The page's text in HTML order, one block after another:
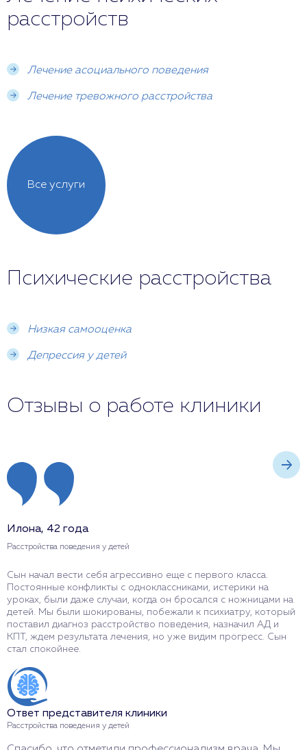
расстройств
Лечение асоциального поведения
Лечение тревожного расстройства
Все услуги
Психические расстройства
Низкая самооценка
Депрессия у детей
Отзывы о работе клиники
Илона, 42 года
Расстройства поведения у детей
Сын начал вести себя агрессивно еще с первого класса.
Постоянные конфликты с одноклассниками, истерики на
уроках, были даже случаи, когда он бросался с ножницами на
детей. Мы были шокированы, побежали к психиатру, который
поставил диагноз расстройство поведения, назначил АД и
КПТ, ждем результата лечения, но уже видим прогресс. Сын
стал спокойнее.
Ответ представителя клиники
Расстройства поведения у детей